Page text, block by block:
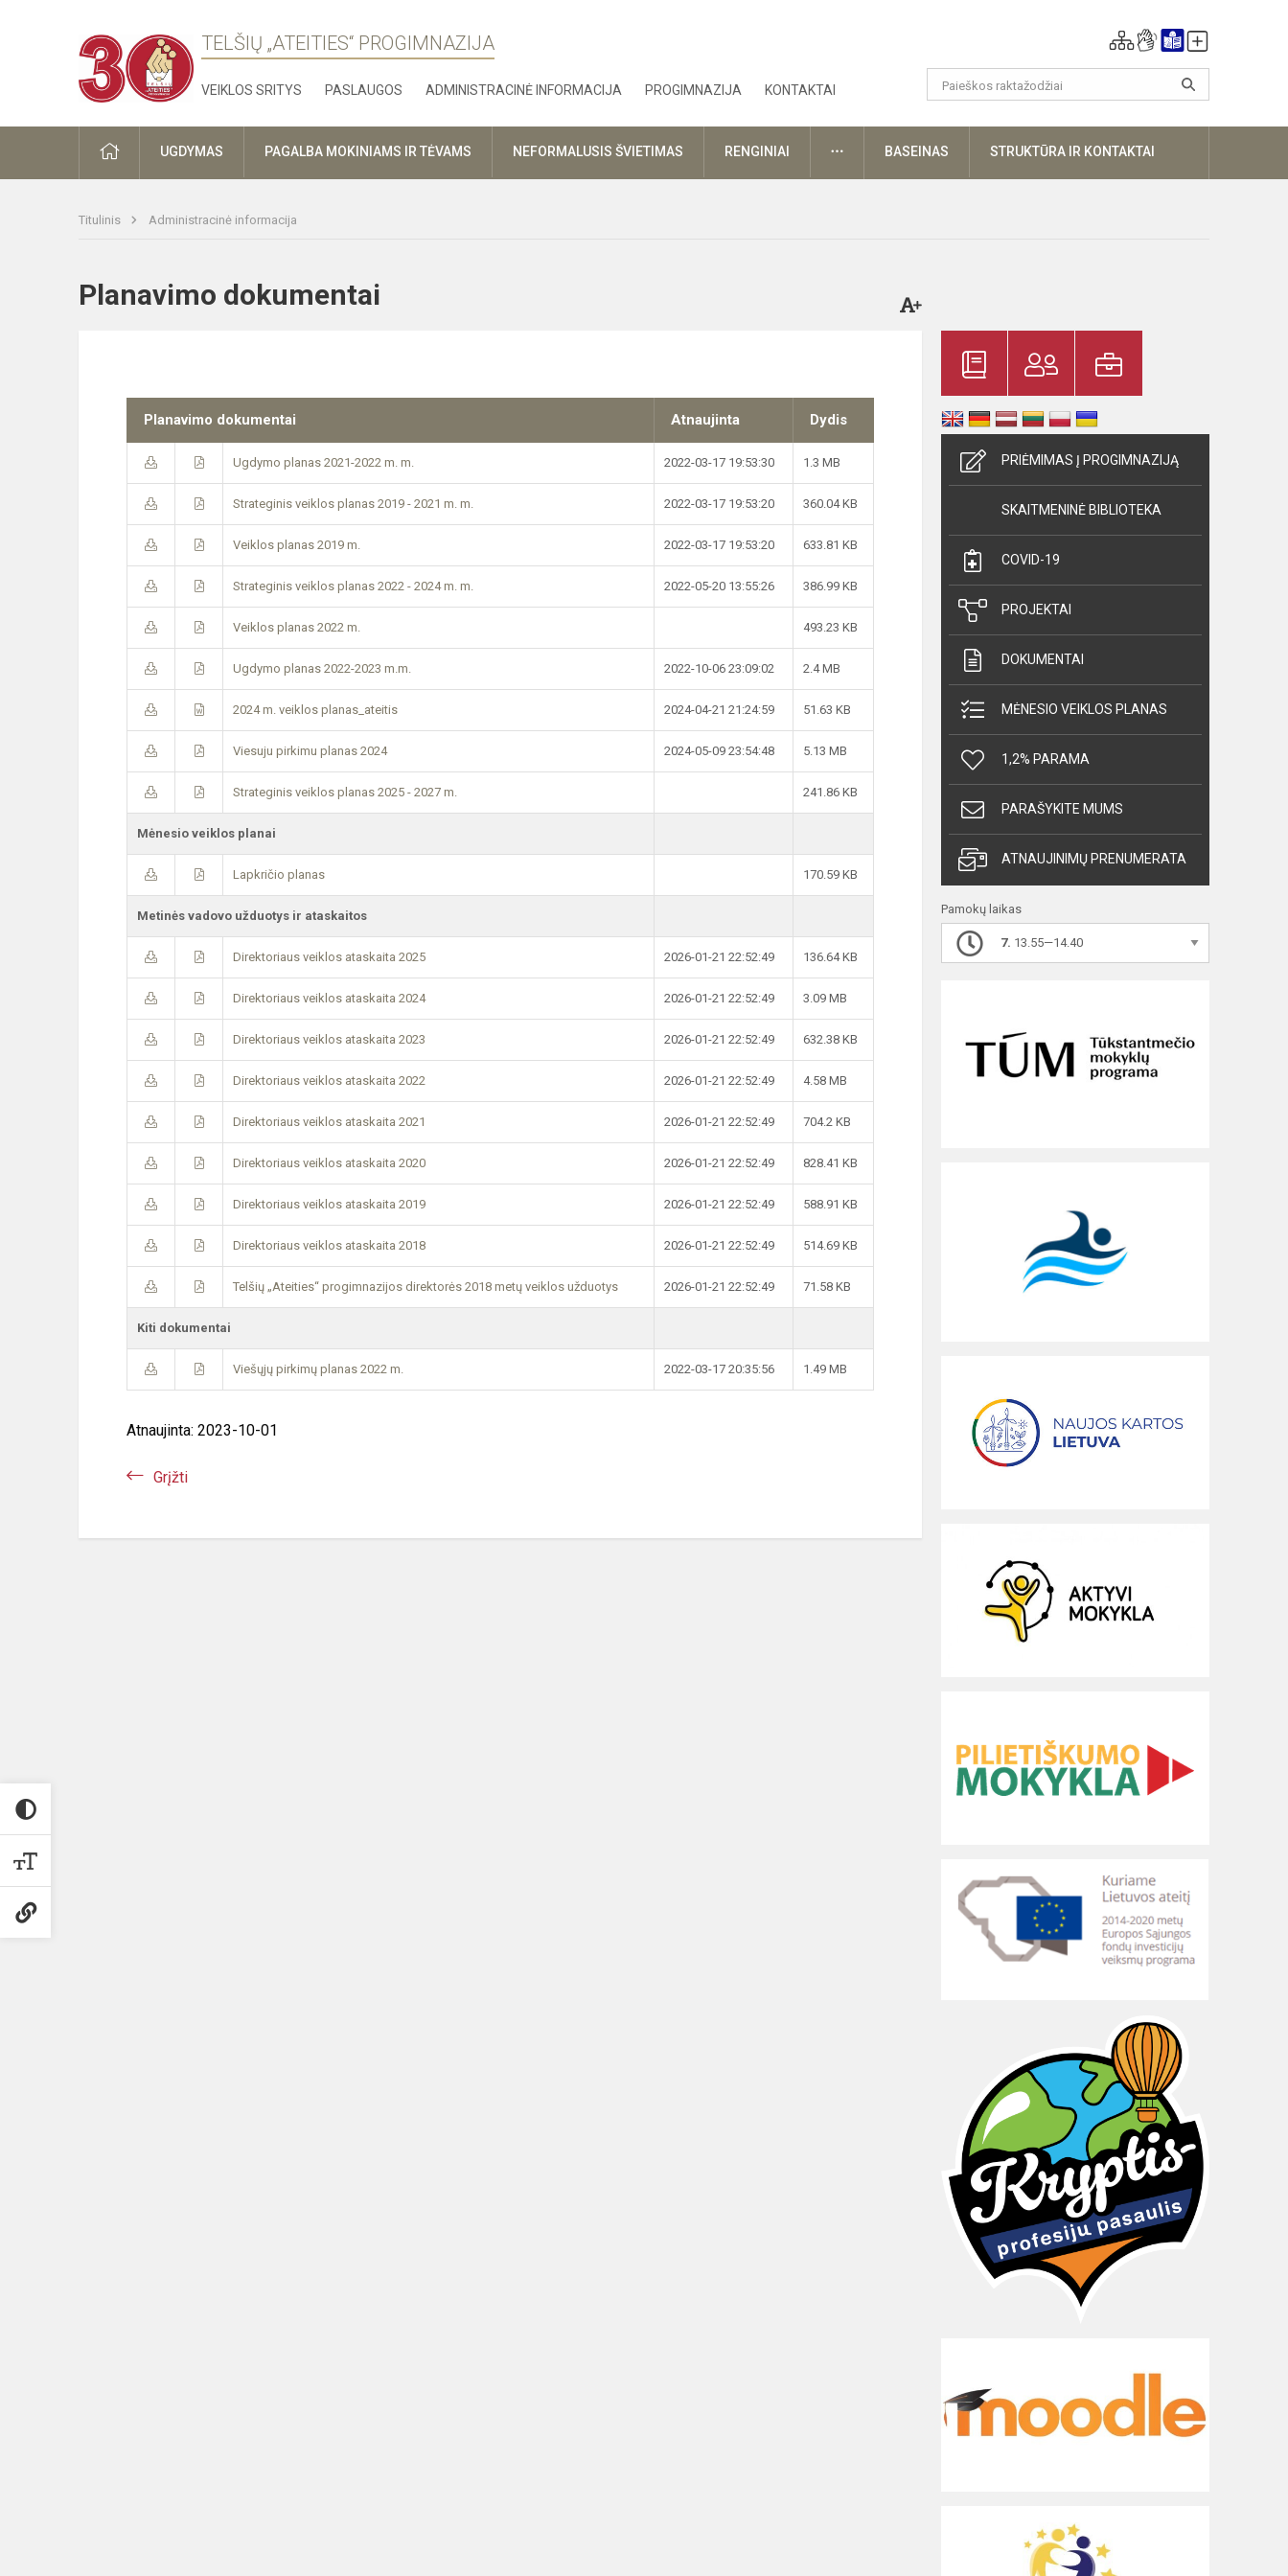
TELŠIŲ „ATEITIES“ PROGIMNAZIJA
VEIKLOS SRITYS PASLAUGOS ADMINISTRACINĖ INFORMACIJA PROGIMNAZIJA KONTAKTAI
PRADŽIAUGDYMAS PAGALBA MOKINIAMS IR TĖVAMS NEFORMALUSIS ŠVIETIMAS RENGINIAI DAUGIAUBASEINAS STRUKTŪRA IR KONTAKTAI
Titulinis Administracinė informacija
Planavimo dokumentai
Planavimo dokumentai Atnaujinta Dydis
Ugdymo planas 2021-2022 m. m. 2022-03-17 19:53:30 1.3 MB
Strateginis veiklos planas 2019 - 2021 m. m. 2022-03-17 19:53:20 360.04 KB
Veiklos planas 2019 m. 2022-03-17 19:53:20 633.81 KB
Strateginis veiklos planas 2022 - 2024 m. m. 2022-05-20 13:55:26 386.99 KB
Veiklos planas 2022 m. 493.23 KB
Ugdymo planas 2022-2023 m.m. 2022-10-06 23:09:02 2.4 MB
2024 m. veiklos planas_ateitis 2024-04-21 21:24:59 51.63 KB
Viesuju pirkimu planas 2024 2024-05-09 23:54:48 5.13 MB
Strateginis veiklos planas 2025 - 2027 m. 241.86 KB
Mėnesio veiklos planai
Lapkričio planas 170.59 KB
Metinės vadovo užduotys ir ataskaitos
Direktoriaus veiklos ataskaita 2025 2026-01-21 22:52:49 136.64 KB
Direktoriaus veiklos ataskaita 2024 2026-01-21 22:52:49 3.09 MB
Direktoriaus veiklos ataskaita 2023 2026-01-21 22:52:49 632.38 KB
Direktoriaus veiklos ataskaita 2022 2026-01-21 22:52:49 4.58 MB
Direktoriaus veiklos ataskaita 2021 2026-01-21 22:52:49 704.2 KB
Direktoriaus veiklos ataskaita 2020 2026-01-21 22:52:49 828.41 KB
Direktoriaus veiklos ataskaita 2019 2026-01-21 22:52:49 588.91 KB
Direktoriaus veiklos ataskaita 2018 2026-01-21 22:52:49 514.69 KB
Telšių „Ateities“ progimnazijos direktorės 2018 metų veiklos užduotys 2026-01-21 22:52:49 71.58 KB
Kiti dokumentai
Viešųjų pirkimų planas 2022 m. 2022-03-17 20:35:56 1.49 MB
Atnaujinta: 2023-10-01
Grįžti
PRIĖMIMAS Į PROGIMNAZIJĄ
SKAITMENINĖ BIBLIOTEKA
COVID-19
PROJEKTAI
DOKUMENTAI
MĖNESIO VEIKLOS PLANAS
1,2% PARAMA
PARAŠYKITE MUMS
ATNAUJINIMŲ PRENUMERATA
Pamokų laikas
7. 13.55—14.40